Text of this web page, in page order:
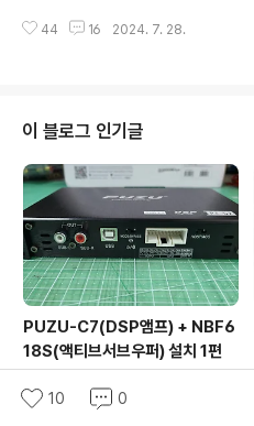
인해 봤더니,림 외부 링(우측에 무게추 부착
계로 미루다가 3년 6개월 만에 작업을 했군
올라갑니다. ㅎ) 테스트 중에 문제가 생겨
니...별도의 BEC를 사용하지 않고, 변속기
C내장)을 사용한 게 문제더군요.변속기가
다 보니 모두 전원공급을 해서 문제가 발생
은 CH1 변속기 전원만 사용하고,
호선 1가..
44 16 2024. 7. 28.
이 블로그 인기글
PUZU-C7(DSP앰프) + NBF6
18S(액티브서브우퍼) 설치 1편
10 0